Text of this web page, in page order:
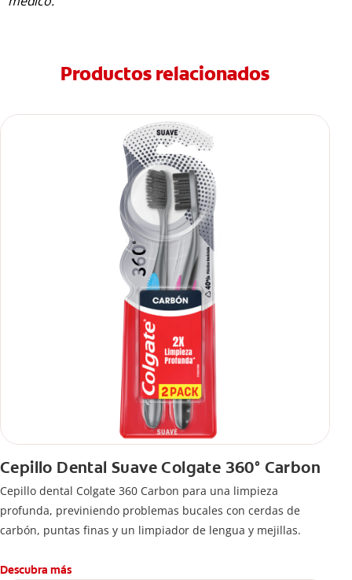
Productos relacionados
Cepillo Dental Suave Colgate 360° Carbon
Cepillo dental Colgate 360 ​​Carbon para una limpieza
profunda, previniendo problemas bucales con cerdas de
carbón, puntas finas y un limpiador de lengua y mejillas.
Descubra más